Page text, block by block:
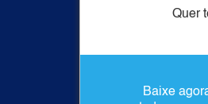
Quer
Baixe
Conteúdos